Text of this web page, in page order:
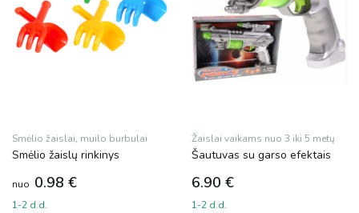
Smėlio žaislai, muilo burbulai
Smėlio žaislų rinkinys
nuo 0.98 €
1-2 d.d.
Žaislai vaikams nuo 3 iki 5 metų
Šautuvas su garso efektais
6.90 €
1-2 d.d.